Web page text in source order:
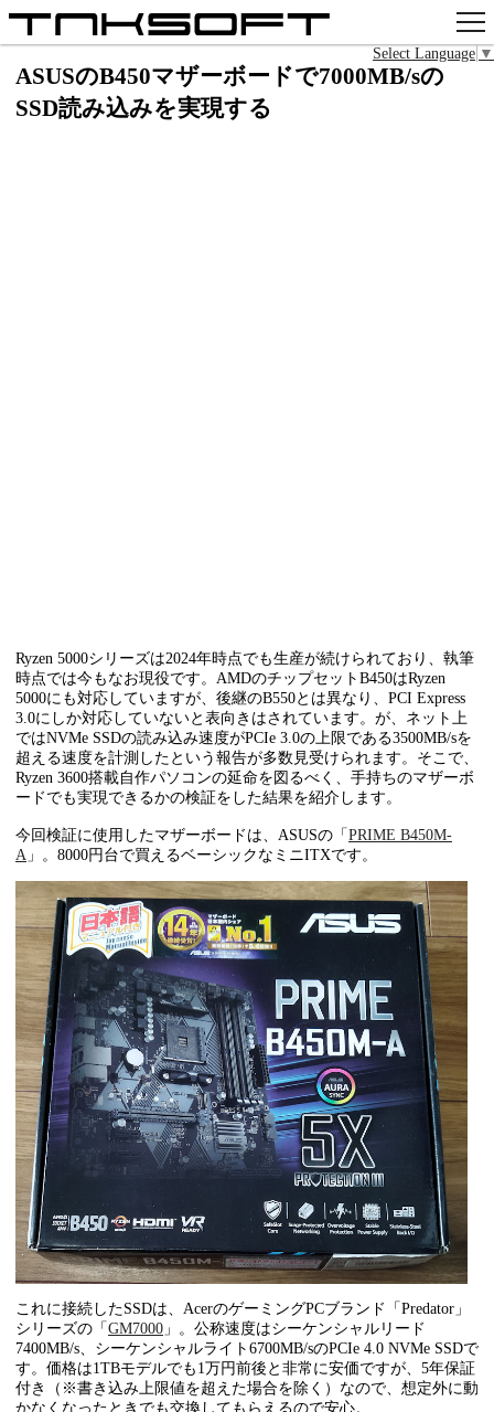
アプリ
x
Select Language ▼
ASUSのB450マザーボードで7000MB/sの
SSD読み込みを実現する
Ryzen 5000シリーズは2024年時点でも生産が続けられており、執筆
時点では今もなお現役です。AMDのチップセットB450はRyzen
5000にも対応していますが、後継のB550とは異なり、PCI Express
3.0にしか対応していないと表向きはされています。が、ネット上
ではNVMe SSDの読み込み速度がPCIe 3.0の上限である3500MB/sを
超える速度を計測したという報告が多数見受けられます。そこで、
Ryzen 3600搭載自作パソコンの延命を図るべく、手持ちのマザーボ
ードでも実現できるかの検証をした結果を紹介します。
今回検証に使用したマザーボードは、ASUSの「 PRIME B450M-
A 」。8000円台で買えるベーシックなミニITXです。
これに接続したSSDは、AcerのゲーミングPCブランド「Predator」
シリーズの「 GM7000 」。公称速度はシーケンシャルリード
7400MB/s、シーケンシャルライト6700MB/sのPCIe 4.0 NVMe SSDで
す。価格は1TBモデルでも1万円前後と非常に安価ですが、5年保証
付き（※書き込み上限値を超えた場合を除く）なので、想定外に動
かなくなったときでも交換してもらえるので安心。